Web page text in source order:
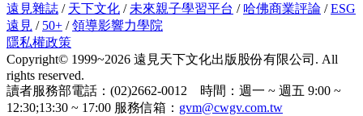
遠見雜誌 / 天下文化 / 未來親子學習平台 / 哈佛商業評論 /ESG
遠見 / 50+ /領導影響力學院
隱私權政策
Copyright© 1999~2026 遠見天下文化出版股份有限公司. All
rights reserved.
讀者服務部電話：(02)2662-0012 時間：週一 ~ 週五 9:00 ~
12:30;13:30 ~ 17:00 服務信箱： gvm@cwgv.com.tw